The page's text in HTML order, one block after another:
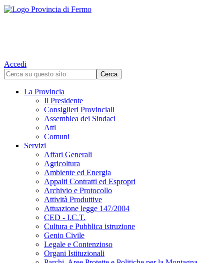
Accedi
La Provincia
Il Presidente
Consiglieri Provinciali
Assemblea dei Sindaci
Atti
Comuni
Servizi
Affari Generali
Agricoltura
Ambiente ed Energia
Appalti Contratti ed Espropri
Archivio e Protocollo
Attività Produttive
Attuazione legge 147/2004
CED - I.C.T.
Cultura e Pubblica istruzione
Genio Civile
Legale e Contenzioso
Organi Istituzionali